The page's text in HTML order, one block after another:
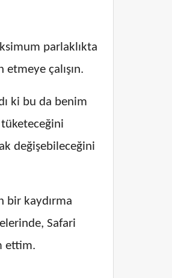
parlaklıkta
çalışın.
ki bu da benim
değişebileceğini
bir kaydırma
Safari
ettim.